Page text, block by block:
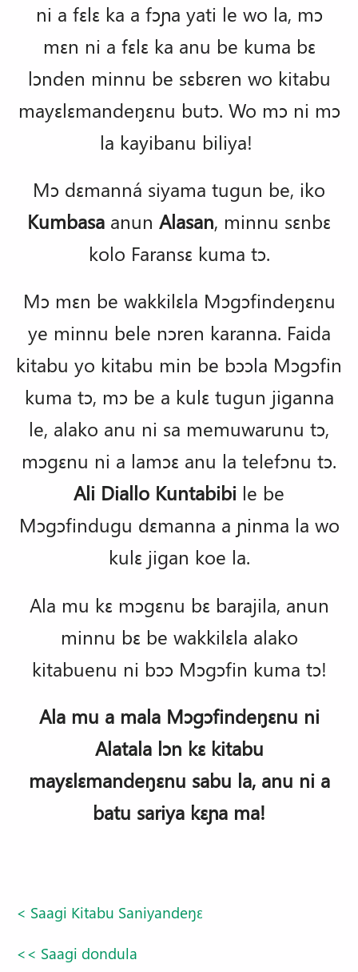
ni a fɛlɛ ka a fɔɲa yati le wo la, mɔ
mɛn ni a fɛlɛ ka anu be kuma bɛ
lɔnden minnu be sɛbɛren wo kitabu
mayɛlɛmandeŋɛnu butɔ. Wo mɔ ni mɔ
la kayibanu biliya!
Mɔ dɛmanná siyama tugun be, iko
Kumbasa anun Alasan, minnu sɛnbɛ
kolo Faransɛ kuma tɔ.
Mɔ mɛn be wakkilɛla Mɔgɔfindeŋɛnu
ye minnu bele nɔren karanna. Faida
kitabu yo kitabu min be bɔɔla Mɔgɔfin
kuma tɔ, mɔ be a kulɛ tugun jiganna
le, alako anu ni sa memuwarunu tɔ,
mɔgɛnu ni a lamɔɛ anu la telefɔnu tɔ.
Ali Diallo Kuntabibi le be
Mɔgɔfindugu dɛmanna a ɲinma la wo
kulɛ jigan koe la.
Ala mu kɛ mɔgɛnu bɛ barajila, anun
minnu bɛ be wakkilɛla alako
kitabuenu ni bɔɔ Mɔgɔfin kuma tɔ!
Ala mu a mala Mɔgɔfindeŋɛnu ni
Alatala lɔn kɛ kitabu
mayɛlɛmandeŋɛnu sabu la, anu ni a
batu sariya kɛɲa ma!
< Saagi Kitabu Saniyandeŋɛ
<< Saagi dondula